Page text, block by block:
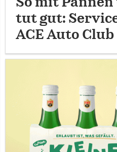
tut gut:
ACE Auto